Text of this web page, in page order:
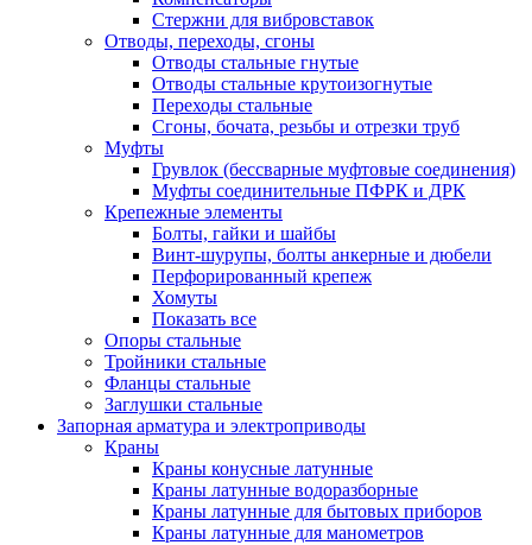
Стержни для вибровставок
Отводы, переходы, сгоны
Отводы стальные гнутые
Отводы стальные крутоизогнутые
Переходы стальные
Сгоны, бочата, резьбы и отрезки труб
Муфты
Грувлок (бессварные муфтовые соединения)
Муфты соединительные ПФРК и ДРК
Крепежные элементы
Болты, гайки и шайбы
Винт-шурупы, болты анкерные и дюбели
Перфорированный крепеж
Хомуты
Показать все
Опоры стальные
Тройники стальные
Фланцы стальные
Заглушки стальные
Запорная арматура и электроприводы
Краны
Краны конусные латунные
Краны латунные водоразборные
Краны латунные для бытовых приборов
Краны латунные для манометров